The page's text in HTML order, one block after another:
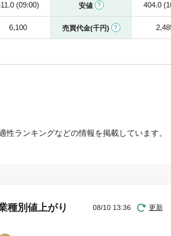
(09:00) 安値 404.0
6,100 売買代金(千円)
ランキングなどの情報を掲載しています。